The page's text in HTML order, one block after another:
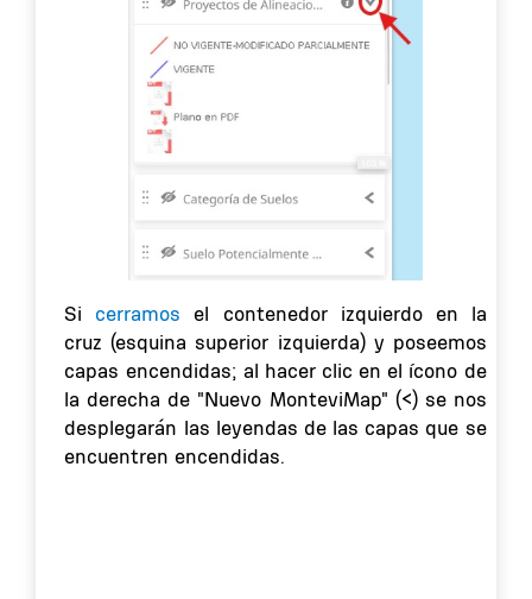
Sicerramos el contenedor izquierdo en la
cruz (esquina superior izquierda) y poseemos
capas encendidas; al hacer clic en el ícono de
la derecha de "Nuevo MonteviMap" (<) se nos
desplegarán las leyendas de las capas que se
encuentren encendidas.